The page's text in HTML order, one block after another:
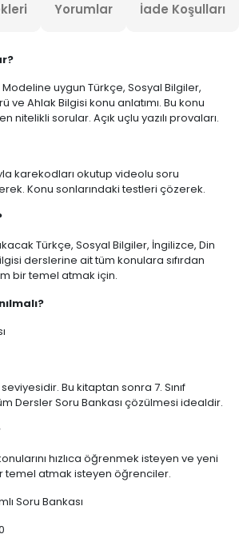
Yorumlar İade Koşulları
Modeline uygun Türkçe, Sosyal Bilgiler,
ve Ahlak Bilgisi konu anlatımı. Bu konu
nitelikli sorular. Açık uçlu yazılı provaları.
karekodları okutup videolu soru
Konu sonlarındaki testleri çözerek.
Türkçe, Sosyal Bilgiler, İngilizce, Din
derslerine ait tüm konulara sıfırdan
bir temel atmak için.
Bu kitaptan sonra 7. Sınıf
Dersler Soru Bankası çözülmesi idealdir.
hızlıca öğrenmek isteyen ve yeni
temel atmak isteyen öğrenciler.
Soru Bankası